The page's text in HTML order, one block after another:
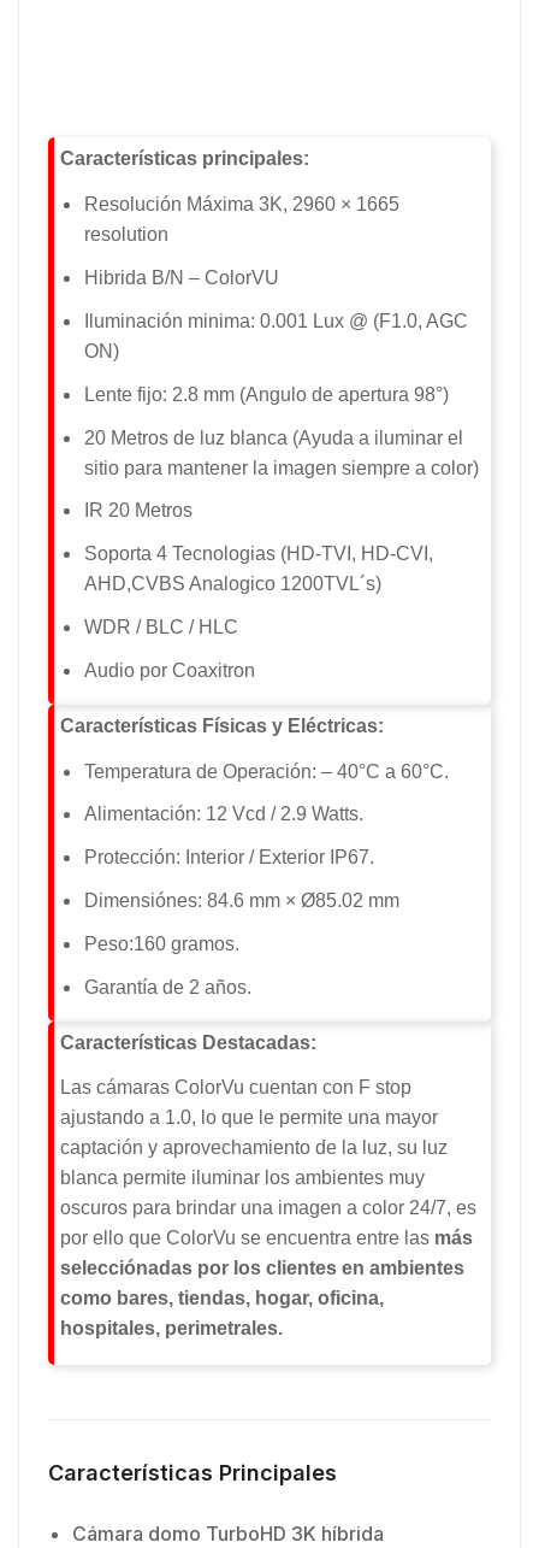
Características principales:
Resolución Máxima 3K, 2960 × 1665
resolution
Hibrida B/N – ColorVU
Iluminación minima: 0.001 Lux @ (F1.0, AGC
ON)
Lente fijo: 2.8 mm (Angulo de apertura 98°)
20 Metros de luz blanca (Ayuda a iluminar el
sitio para mantener la imagen siempre a color)
IR 20 Metros
Soporta 4 Tecnologias (HD-TVI, HD-CVI,
AHD,CVBS Analogico 1200TVL´s)
WDR / BLC / HLC
Audio por Coaxitron
Características Físicas y Eléctricas:
Temperatura de Operación: – 40°C a 60°C.
Alimentación: 12 Vcd / 2.9 Watts.
Protección: Interior / Exterior IP67.
Dimensiónes: 84.6 mm × Ø85.02 mm
Peso:160 gramos.
Garantía de 2 años.
Características Destacadas:
Las cámaras ColorVu cuentan con F stop
ajustando a 1.0, lo que le permite una mayor
captación y aprovechamiento de la luz, su luz
blanca permite iluminar los ambientes muy
oscuros para brindar una imagen a color 24/7, es
por ello que ColorVu se encuentra entre las más
selecciónadas por los clientes en ambientes
como bares, tiendas, hogar, oficina,
hospitales, perimetrales.
Características Principales
Cámara domo TurboHD 3K híbrida